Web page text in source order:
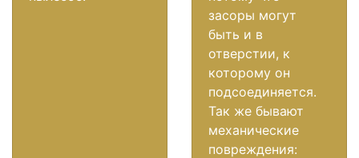
засоры могут
быть и в
отверстии, к
которому он
подсоединяется.
Так же бывают
механические
повреждения: